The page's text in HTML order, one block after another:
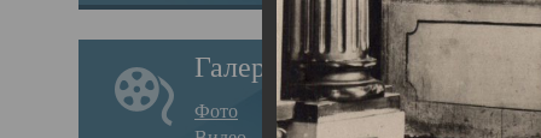
Галерея
Фото